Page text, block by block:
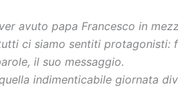
avuto papa Francesco in
ci siamo sentiti protagonisti:
il suo messaggio.
indimenticabile giornata